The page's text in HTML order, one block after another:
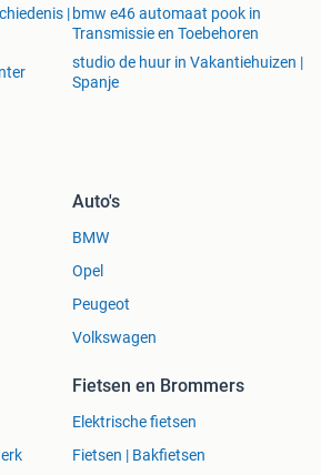
| bmw e46 automaat pook in
Transmissie en Toebehoren
studio de huur in Vakantiehuizen |
Spanje
Auto's
BMW
Opel
Peugeot
Volkswagen
Fietsen en Brommers
Elektrische fietsen
Fietsen | Bakfietsen